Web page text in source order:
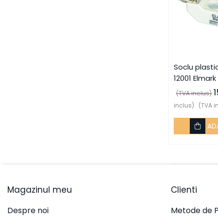
Soclu
12001 Elmark
(TVA inclus)
inclus)
(TVA
Magazinul meu
Despre noi
Clienti
Metode de